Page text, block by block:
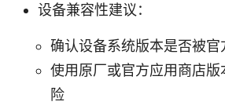
设备兼容性建议：
确认设备系统版本是否被官
使用原厂或官方应用商店
险